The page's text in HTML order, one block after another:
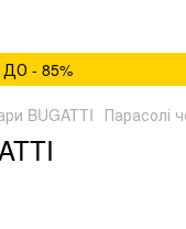
- 85%
BUGATTI Парасолі